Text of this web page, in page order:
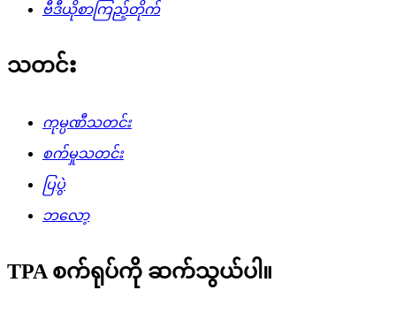
ဗီဒီယိုစာကြည့်တိုက်
သတင်း
ကုမ္ပဏီသတင်း
စက်မှုသတင်း
ပြပွဲ
ဘလော့
TPA စက်ရုပ်ကို ဆက်သွယ်ပါ။